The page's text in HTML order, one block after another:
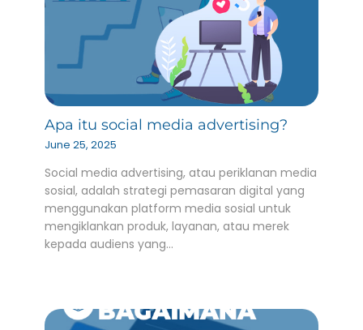
Apa itu social media advertising?
June 25, 2025
Social media advertising, atau periklanan media
sosial, adalah strategi pemasaran digital yang
menggunakan platform media sosial untuk
mengiklankan produk, layanan, atau merek
kepada audiens yang…